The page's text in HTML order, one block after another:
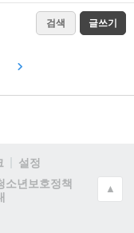
검색 글쓰기
설정
소년보호정책
▲